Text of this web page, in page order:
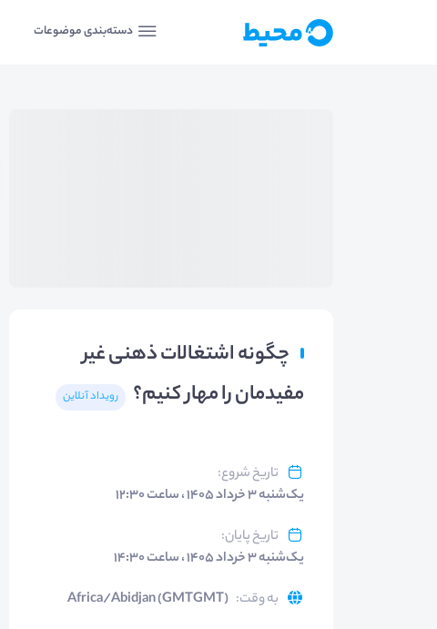
دسته‌بندی موضوعات
چگونه اشتغالات ذهنی غیر
مفیدمان را مهار کنیم؟
رویداد آنلاین
تاریخ شروع:
یک‌شنبه ۳ خرداد ۱۴۰۵ ، ساعت ۱۲:۳۰
تاریخ پایان:
یک‌شنبه ۳ خرداد ۱۴۰۵ ، ساعت ۱۴:۳۰
به وقت:
Africa/Abidjan (GMTGMT)